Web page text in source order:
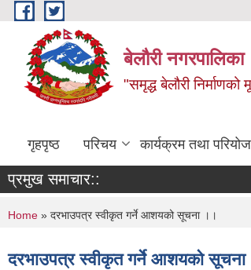
Skip to main content
बेलौरी नगरपालिका
"समृद्ध बेलौरी निर्माणको
गृहपृष्ठ परिचय कार्यक्रम तथा
प्रमुख समाचार::
You are here
Home » दरभाउपत्र स्वीकृत गर्ने आशयको सूचना ।।
दरभाउपत्र स्वीकृत गर्ने आशयको